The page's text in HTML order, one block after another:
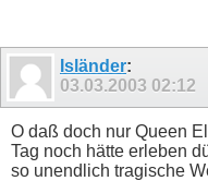
Isländer:
03.03.2003 02:12
O daß doch nur Queen
Tag noch hätte erleben
so unendlich tragische